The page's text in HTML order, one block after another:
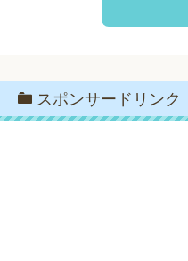
スポンサードリンク